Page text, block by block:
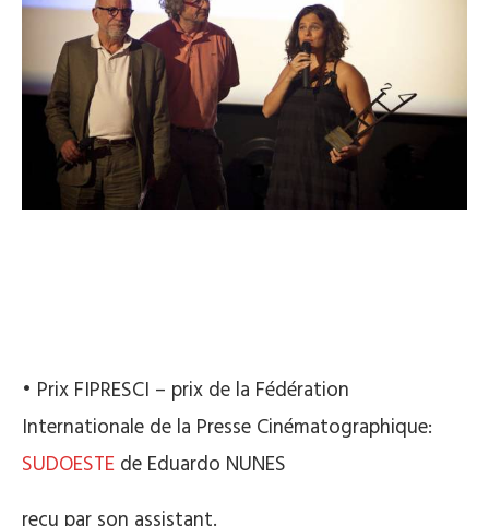
• Prix FIPRESCI – prix de la Fédération
Internationale de la Presse Cinématographique:
SUDOESTE de Eduardo NUNES